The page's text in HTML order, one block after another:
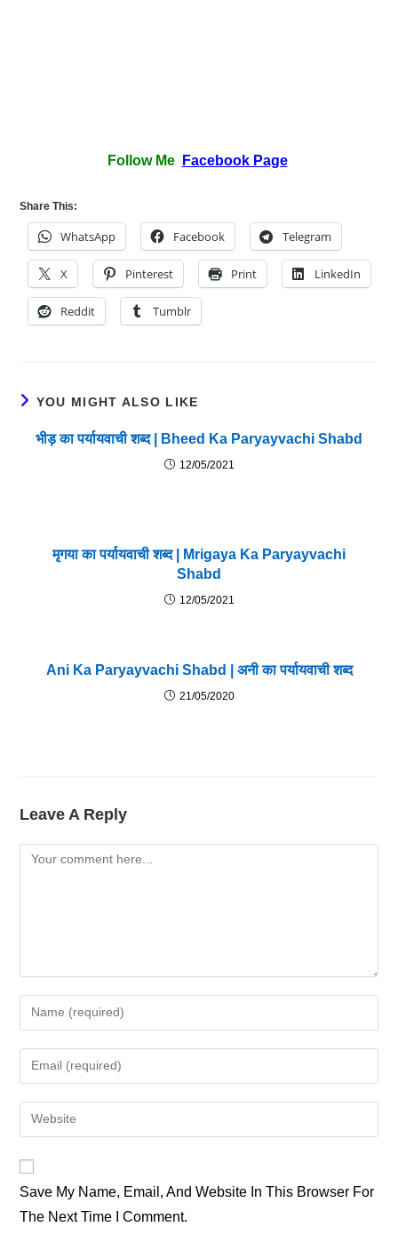
Follow Me Facebook Page
Share This:
WhatsApp Facebook Telegram
X Pinterest Print LinkedIn
Reddit Tumblr
YOU MIGHT ALSO LIKE
भीड़ का पर्यायवाची शब्द | Bheed Ka Paryayvachi Shabd
12/05/2021
मृगया का पर्यायवाची शब्द | Mrigaya Ka Paryayvachi
Shabd
12/05/2021
Ani Ka Paryayvachi Shabd | अनी का पर्यायवाची शब्द
21/05/2020
Leave A Reply
Comment
Enter
Your
Name
Or
To
Comment
Enter
Your
Email
Address
Enter
Your
URL
(optional)
Save My Name, Email, And Website In This Browser For
The Next Time I Comment.